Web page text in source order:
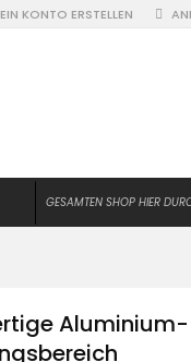
EIN KONTO ERSTELLEN
Aluminium-